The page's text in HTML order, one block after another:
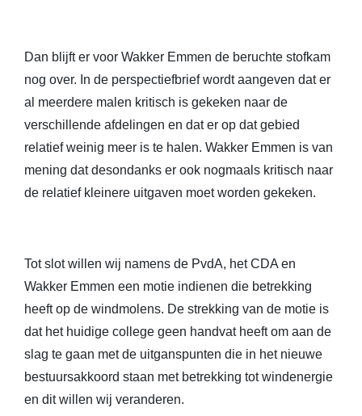
Dan blijft er voor Wakker Emmen de beruchte stofkam
nog over. In de perspectiefbrief wordt aangeven dat er
al meerdere malen kritisch is gekeken naar de
verschillende afdelingen en dat er op dat gebied
relatief weinig meer is te halen. Wakker Emmen is van
mening dat desondanks er ook nogmaals kritisch naar
de relatief kleinere uitgaven moet worden gekeken.
Tot slot willen wij namens de PvdA, het CDA en
Wakker Emmen een motie indienen die betrekking
heeft op de windmolens. De strekking van de motie is
dat het huidige college geen handvat heeft om aan de
slag te gaan met de uitganspunten die in het nieuwe
bestuursakkoord staan met betrekking tot windenergie
en dit willen wij veranderen.